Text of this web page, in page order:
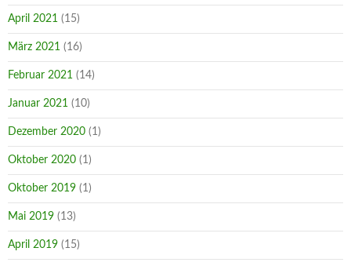
April 2021 (15)
März 2021 (16)
Februar 2021 (14)
Januar 2021 (10)
Dezember 2020 (1)
Oktober 2020 (1)
Oktober 2019 (1)
Mai 2019 (13)
April 2019 (15)